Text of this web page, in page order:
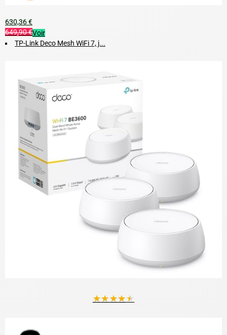
630,36 €
649,90 €Voir
TP-Link Deco Mesh WiFi 7, j...
★★★★★